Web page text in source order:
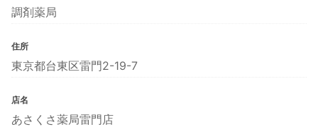
調剤薬局
住所
東京都台東区雷門2-19-7
店名
あさくさ薬局雷門店